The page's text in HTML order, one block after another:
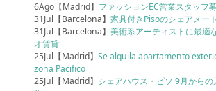
6Ago【Madrid】 ファッションEC営業スタッフ
31Jul【Barcelona】家具付きPisoのシェアメー
31Jul【Barcelona】美術系アーティストに最適
オ賃貸
25Jul【Madrid】Se alquila apartamento
zona Pacifico
25Jul【Madrid】 シェアハウス・ピソ 9月からの